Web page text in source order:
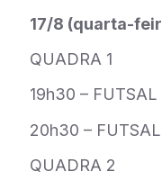
17/8 (quarta-
QUADRA 1
19h30 – FUTSAL
20h30 –
QUADRA 2